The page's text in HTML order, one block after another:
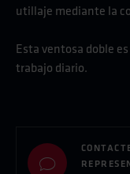
utillaje mediante la
Esta ventosa doble
trabajo diario.